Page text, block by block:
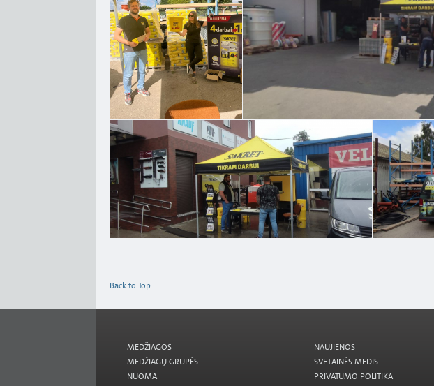
Back to Top
MEDŽIAGOS
MEDŽIAGŲ GRUPĖS
NUOMA
NAUJIENOS
SVETAINĖS MEDIS
PRIVATUMO POLITIKA